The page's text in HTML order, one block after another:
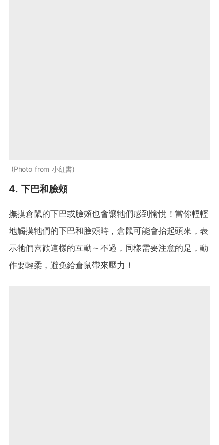
Photo from 小紅書
4. 下巴和臉頰
撫摸倉鼠的下巴或臉頰也會讓牠們感到愉悅！當你輕輕
地觸摸牠們的下巴和臉頰時，倉鼠可能會抬起頭來，表
示牠們喜歡這樣的互動～不過，同樣需要注意的是，動
作要輕柔，避免給倉鼠帶來壓力！